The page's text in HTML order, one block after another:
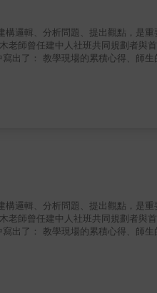
科學等名師集結一堂，帶領讀者：
針對九年級以上學生，各章特別收
數位學習教育中心副主任吳銘祥／
副院長陳一菁／臺北市立麗山高中
市中山女高化學科教師曹雅萍／品
民生國中英文科教師葉芳吟／國立
氏筆畫排列）
釐清專題研究
釐清專題研究